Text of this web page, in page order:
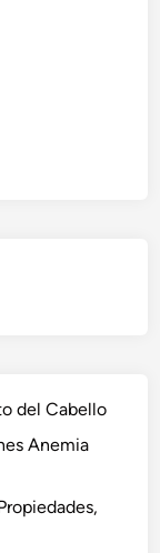
del Cabello
Anemia